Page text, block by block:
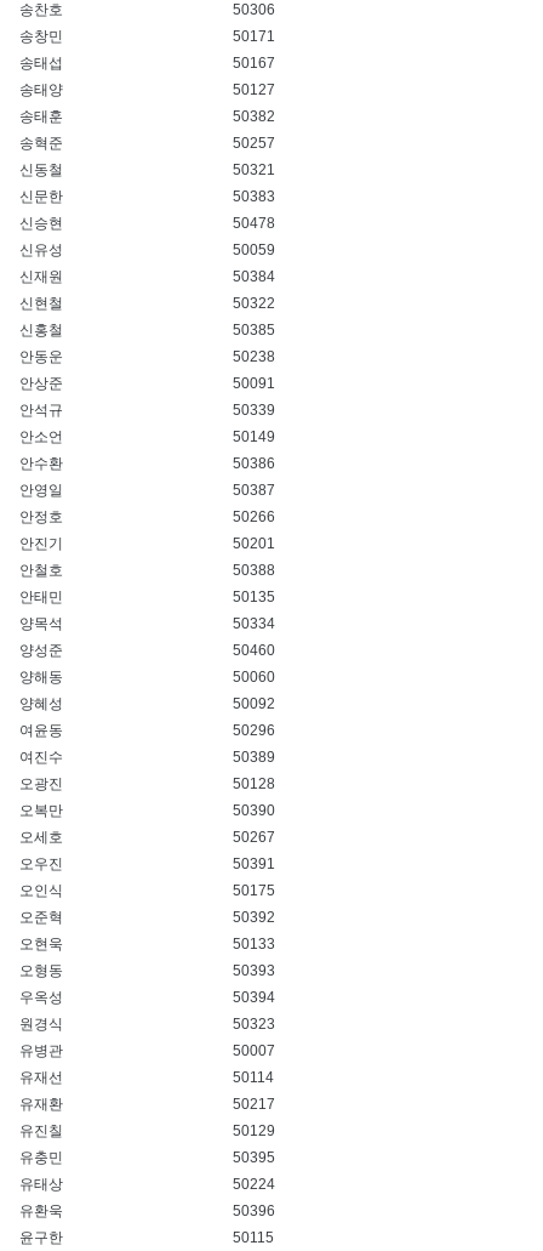
송찬호
50306
송창민
50171
송태섭
50167
송태양
50127
송태훈
50382
송혁준
50257
신동철
50321
신문한
50383
신승현
50478
신유성
50059
신재원
50384
신현철
50322
신홍철
50385
안동운
50238
안상준
50091
안석규
50339
안소언
50149
안수환
50386
안영일
50387
안정호
50266
안진기
50201
안철호
50388
안태민
50135
양목석
50334
양성준
50460
양해동
50060
양혜성
50092
여윤동
50296
여진수
50389
오광진
50128
오복만
50390
오세호
50267
오우진
50391
오인식
50175
오준혁
50392
오현욱
50133
오형동
50393
우옥성
50394
원경식
50323
유병관
50007
유재선
50114
유재환
50217
유진칠
50129
유충민
50395
유태상
50224
유환욱
50396
윤구한
50115